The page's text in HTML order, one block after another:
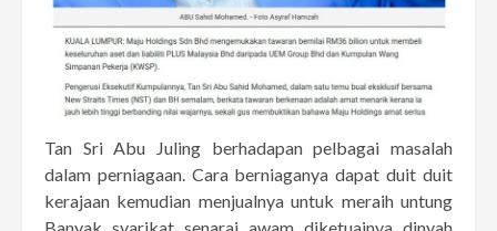
Tan Sri Abu Juling berhadapan pelbagai masalah
dalam perniagaan. Cara berniaganya dapat duit duit
kerajaan kemudian menjualnya untuk meraih untung